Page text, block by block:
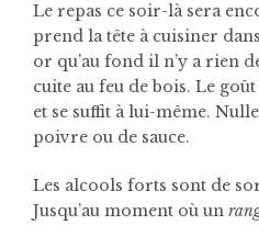
Le repas ce soir-là sera
prend la tête à cuisiner
or qu’au fond il n’y a rien
cuite au feu de bois. Le
et se suffit à lui-même.
poivre ou de sauce.
Les alcools forts sont de
Jusqu’au moment où un